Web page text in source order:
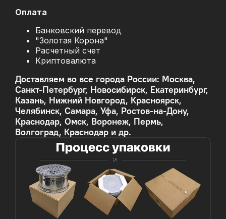
Оплата
Банковский перевод
"Золотая Корона"
Расчетный счет
Криптовалюта
Доставляем во все города России: Москва,
Санкт-Петербург, Новосибирск, Екатеринбург,
Казань, Нижний Новгород, Красноярск,
Челябинск, Самара, Уфа, Ростов-на-Дону,
Краснодар, Омск, Воронеж, Пермь,
Волгоград, Краснодар и др.